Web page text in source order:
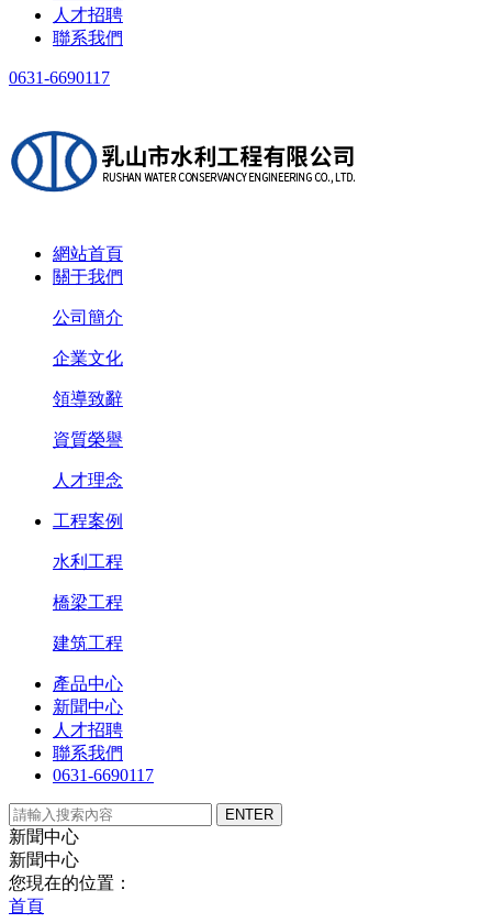
人才招聘
聯系我們
0631-6690117
網站首頁
關于我們
公司簡介
企業文化
領導致辭
資質榮譽
人才理念
工程案例
水利工程
橋梁工程
建筑工程
產品中心
新聞中心
人才招聘
聯系我們
0631-6690117
新聞中心
新聞中心
您現在的位置：
首頁